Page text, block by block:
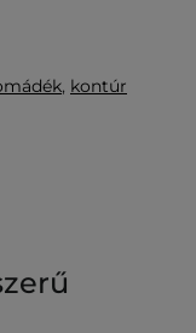
, kontúr